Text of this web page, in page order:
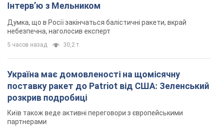
Інтерв’ю з Мельником
Думка, що в Росії закінчаться балістичні ракети, вкрай
небезпечна, наголосив експерт
5 часов назад 30,2 т.
Україна має домовленості на щомісячну
поставку ракет до Patriot від США: Зеленський
розкрив подробиці
Київ також веде активні переговори з європейськими
партнерами